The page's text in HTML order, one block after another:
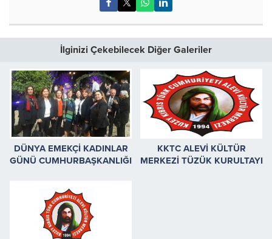
İlginizi Çekebilecek Diğer Galeriler
DÜNYA EMEKÇİ KADINLAR
GÜNÜ CUMHURBAŞKANLIĞI
KKTC ALEVİ KÜLTÜR
MERKEZİ TÜZÜK KURULTAYI